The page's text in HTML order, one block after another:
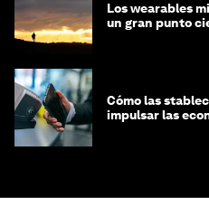
Los wearables
un gran punto
Cómo las
impulsar las